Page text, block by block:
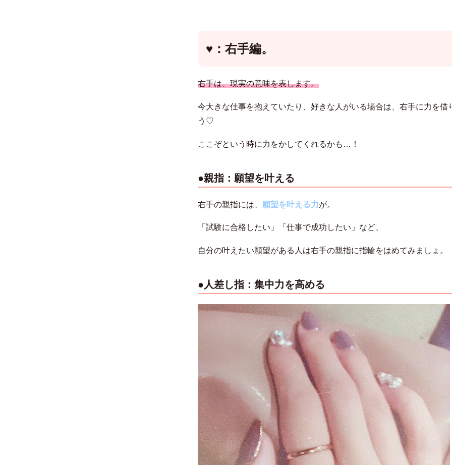
♥：右手編。
右手は、現実の意味を表します。
今大きな仕事を抱えていたり、好きな人がいる場合は、右手に力を借
う♡
ここぞという時に力をかしてくれるかも…！
●親指：願望を叶える
右手の親指には、 願望を叶える力が。
「試験に合格したい」「仕事で成功したい」など、
自分の叶えたい願望がある人は右手の親指に指輪をはめてみましょ。
●人差し指：集中力を高める